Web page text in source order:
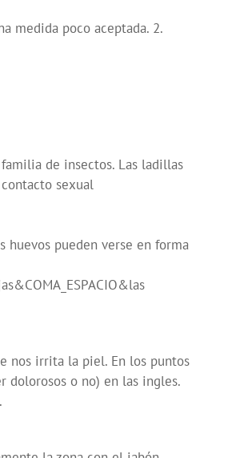
medida poco aceptada. 2.
de insectos. Las ladillas
sexual
huevos pueden verse en forma
nos irrita la piel. En los puntos
dolorosos o no) en las ingles.